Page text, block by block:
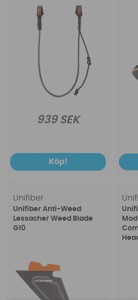
939 SEK
Köp!
Unifiber
Unifiber Anti-Weed
Lessacher Weed Blade
G10